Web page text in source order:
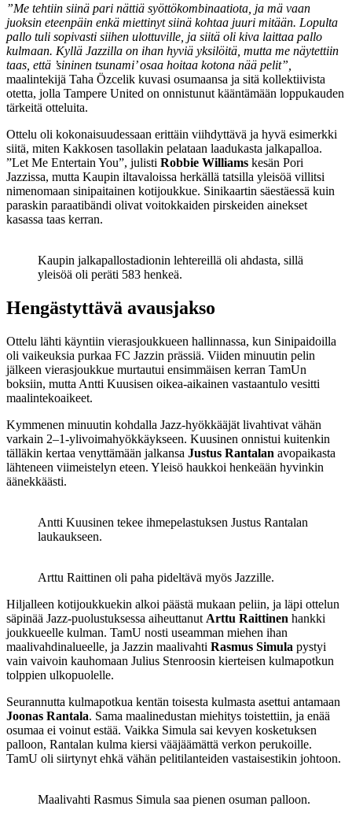
”Me tehtiin siinä pari nättiä syöttökombinaatiota, ja mä vaan
juoksin eteenpäin enkä miettinyt siinä kohtaa juuri mitään. Lopulta
pallo tuli sopivasti siihen ulottuville, ja siitä oli kiva laittaa pallo
kulmaan. Kyllä Jazzilla on ihan hyviä yksilöitä, mutta me näytettiin
taas, että ’sininen tsunami’ osaa hoitaa kotona nää pelit”,
maalintekijä Taha Özcelik kuvasi osumaansa ja sitä kollektiivista
otetta, jolla Tampere United on onnistunut kääntämään loppukauden
tärkeitä otteluita.
Ottelu oli kokonaisuudessaan erittäin viihdyttävä ja hyvä esimerkki
siitä, miten Kakkosen tasollakin pelataan laadukasta jalkapalloa.
”Let Me Entertain You”, julisti Robbie Williams kesän Pori
Jazzissa, mutta Kaupin iltavaloissa herkällä tatsilla yleisöä villitsi
nimenomaan sinipaitainen kotijoukkue. Sinikaartin säestäessä kuin
paraskin paraatibändi olivat voitokkaiden pirskeiden ainekset
kasassa taas kerran.
Kaupin jalkapallostadionin lehtereillä oli ahdasta, sillä
yleisöä oli peräti 583 henkeä.
Hengästyttävä avausjakso
Ottelu lähti käyntiin vierasjoukkueen hallinnassa, kun Sinipaidoilla
oli vaikeuksia purkaa FC Jazzin prässiä. Viiden minuutin pelin
jälkeen vierasjoukkue murtautui ensimmäisen kerran TamUn
boksiin, mutta Antti Kuusisen oikea-aikainen vastaantulo vesitti
maalintekoaikeet.
Kymmenen minuutin kohdalla Jazz-hyökkääjät livahtivat vähän
varkain 2–1-ylivoimahyökkäykseen. Kuusinen onnistui kuitenkin
tälläkin kertaa venyttämään jalkansa Justus Rantalan avopaikasta
lähteneen viimeistelyn eteen. Yleisö haukkoi henkeään hyvinkin
äänekkäästi.
Antti Kuusinen tekee ihmepelastuksen Justus Rantalan
laukaukseen.
Arttu Raittinen oli paha pideltävä myös Jazzille.
Hiljalleen kotijoukkuekin alkoi päästä mukaan peliin, ja läpi ottelun
säpinää Jazz-puolustuksessa aiheuttanut Arttu Raittinen hankki
joukkueelle kulman. TamU nosti useamman miehen ihan
maalivahdinalueelle, ja Jazzin maalivahti Rasmus Simula pystyi
vain vaivoin kauhomaan Julius Stenroosin kierteisen kulmapotkun
tolppien ulkopuolelle.
Seurannutta kulmapotkua kentän toisesta kulmasta asettui antamaan
Joonas Rantala. Sama maalinedustan miehitys toistettiin, ja enää
osumaa ei voinut estää. Vaikka Simula sai kevyen kosketuksen
palloon, Rantalan kulma kiersi vääjäämättä verkon perukoille.
TamU oli siirtynyt ehkä vähän pelitilanteiden vastaisestikin johtoon.
Maalivahti Rasmus Simula saa pienen osuman palloon.